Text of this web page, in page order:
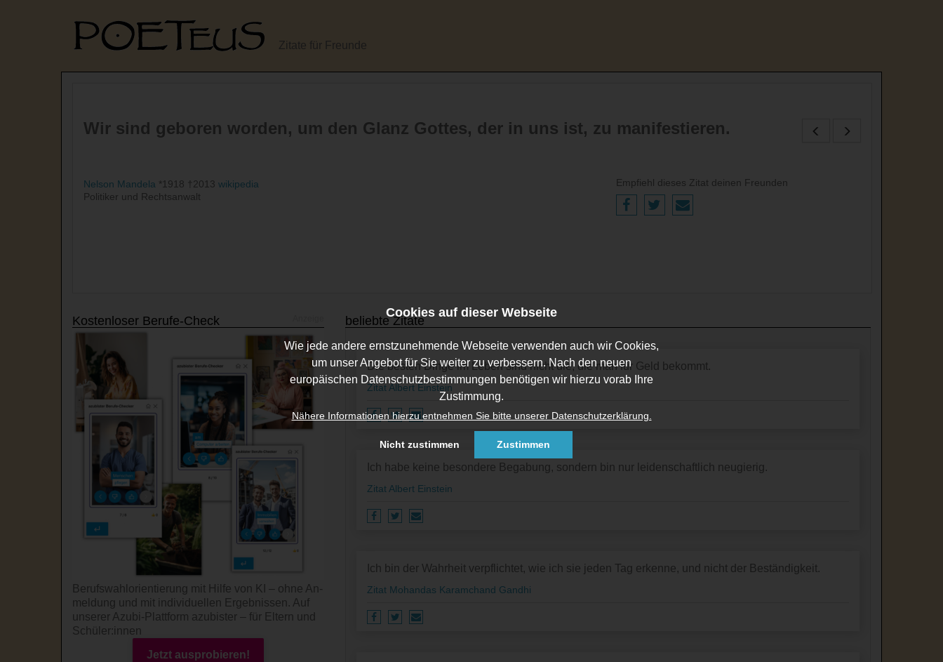
Cookies auf dieser Webseite
Wie jede andere ernstzunehmende Webseite verwenden auch wir Cookies,
um unser Angebot für Sie weiter zu verbessern. Nach den neuen
europäischen Datenschutzbestimmungen benötigen wir hierzu vorab Ihre
Zustimmung.
Nähere Informationen hierzu entnehmen Sie bitte unserer Datenschutzerklärung.
Nicht zustimmen Zustimmen
Zitate für Freunde
Wir sind geboren worden, um den Glanz Gottes, der in uns ist, zu manifestieren.
Nelson Mandela *1918 †2013 wikipedia
Politiker und Rechtsanwalt
Empfiehl dieses Zitat deinen Freunden
beliebte Zitate
Die besten Dinge im Leben sind nicht die, die man für Geld bekommt.
Zitat Albert Einstein
Ich habe keine besondere Begabung, sondern bin nur leidenschaftlich neugierig.
Zitat Albert Einstein
Ich bin der Wahrheit verpflichtet, wie ich sie jeden Tag erkenne, und nicht der Beständigkeit.
Zitat Mohandas Karamchand Gandhi
Kostenloser Berufe-Check
Berufswahl­orientierung mit Hilfe von KI – ohne An­
mel­dung und mit indi­viduel­len Ergeb­nissen. Auf
unserer Azubi-Platt­form azubister – für Eltern und
Schüler:innen
Jetzt ausprobieren!